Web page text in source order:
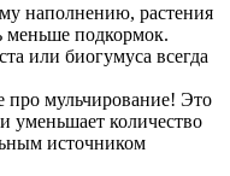
наполнению, растения
меньше подкормок.
или биогумуса всегда
мульчирование! Это
уменьшает количество
источником